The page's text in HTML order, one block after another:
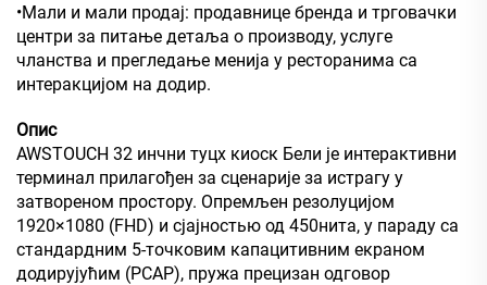
•Мали и мали продај: продавнице бренда и трговачки
центри за питање детаља о производу, услуге
чланства и прегледање менија у ресторанима са
интеракцијом на додир.
Опис
AWSTOUCH 32 инчни туцх киоск Бели је интерактивни
терминал прилагођен за сценарије за истрагу у
затвореном простору. Опремљен резолуцијом
1920×1080 (FHD) и сјајностью од 450нита, у параду са
стандардним 5-точковим капацитивним екраном
додирујућим (PCAP), пружа прецизан одговор